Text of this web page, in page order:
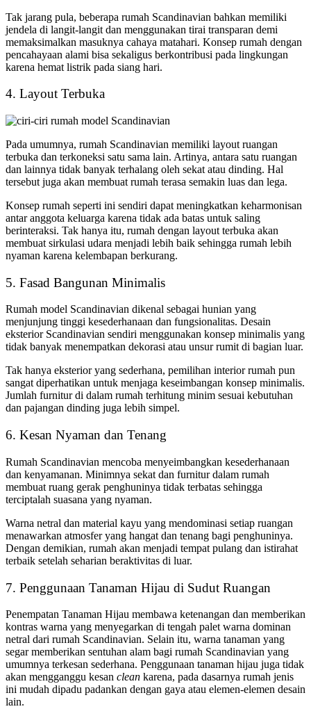
Tak jarang pula, beberapa rumah Scandinavian bahkan memiliki
jendela di langit-langit dan menggunakan tirai transparan demi
memaksimalkan masuknya cahaya matahari. Konsep rumah dengan
pencahayaan alami bisa sekaligus berkontribusi pada lingkungan
karena hemat listrik pada siang hari.
4. Layout Terbuka
Pada umumnya, rumah Scandinavian memiliki layout ruangan
terbuka dan terkoneksi satu sama lain. Artinya, antara satu ruangan
dan lainnya tidak banyak terhalang oleh sekat atau dinding. Hal
tersebut juga akan membuat rumah terasa semakin luas dan lega.
Konsep rumah seperti ini sendiri dapat meningkatkan keharmonisan
antar anggota keluarga karena tidak ada batas untuk saling
berinteraksi. Tak hanya itu, rumah dengan layout terbuka akan
membuat sirkulasi udara menjadi lebih baik sehingga rumah lebih
nyaman karena kelembapan berkurang.
5. Fasad Bangunan Minimalis
Rumah model Scandinavian dikenal sebagai hunian yang
menjunjung tinggi kesederhanaan dan fungsionalitas. Desain
eksterior Scandinavian sendiri menggunakan konsep minimalis yang
tidak banyak menempatkan dekorasi atau unsur rumit di bagian luar.
Tak hanya eksterior yang sederhana, pemilihan interior rumah pun
sangat diperhatikan untuk menjaga keseimbangan konsep minimalis.
Jumlah furnitur di dalam rumah terhitung minim sesuai kebutuhan
dan pajangan dinding juga lebih simpel.
6. Kesan Nyaman dan Tenang
Rumah Scandinavian mencoba menyeimbangkan kesederhanaan
dan kenyamanan. Minimnya sekat dan furnitur dalam rumah
membuat ruang gerak penghuninya tidak terbatas sehingga
terciptalah suasana yang nyaman.
Warna netral dan material kayu yang mendominasi setiap ruangan
menawarkan atmosfer yang hangat dan tenang bagi penghuninya.
Dengan demikian, rumah akan menjadi tempat pulang dan istirahat
terbaik setelah seharian beraktivitas di luar.
7. Penggunaan Tanaman Hijau di Sudut Ruangan
Penempatan Tanaman Hijau membawa ketenangan dan memberikan
kontras warna yang menyegarkan di tengah palet warna dominan
netral dari rumah Scandinavian. Selain itu, warna tanaman yang
segar memberikan sentuhan alam bagi rumah Scandinavian yang
umumnya terkesan sederhana. Penggunaan tanaman hijau juga tidak
akan mengganggu kesan clean karena, pada dasarnya rumah jenis
ini mudah dipadu padankan dengan gaya atau elemen-elemen desain
lain.